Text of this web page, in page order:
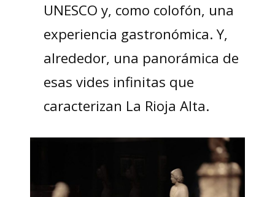
UNESCO y, como colofón, una
experiencia gastronómica. Y,
alrededor, una panorámica de
esas vides infinitas que
caracterizan La Rioja Alta.